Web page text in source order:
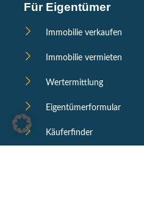
Für Eigentümer
Immobilie verkaufen
Immobilie vermieten
Wertermittlung
Eigentümerformular
Käuferfinder